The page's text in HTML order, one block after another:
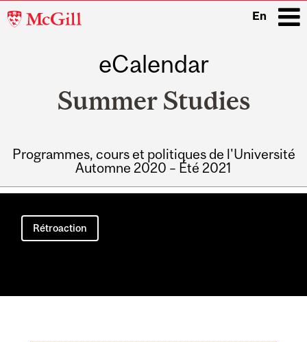
McGill
En
eCalendar
Summer Studies
Programmes, cours et politiques de l'Université
Automne 2020 – Été 2021
Main
navigation
Rétroaction